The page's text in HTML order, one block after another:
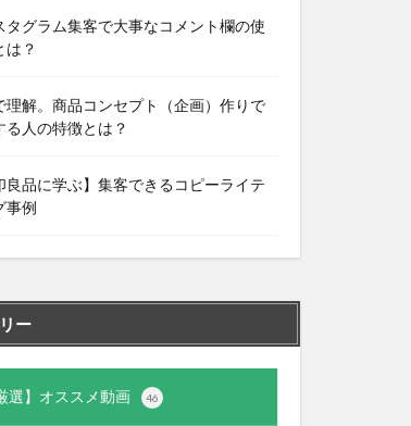
タグラム集客で大事なコメント欄の使
は？
理解。商品コンセプト（企画）作りで
る人の特徴とは？
良品に学ぶ】集客できるコピーライテ
事例
ー
選】オススメ動画 46